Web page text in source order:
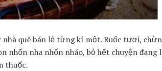
nhà quê bán lẻ từng kí một. Ruốc tươi,
nhốn nha nhốn nháo, bỏ hết chuyện đang
thuốc.